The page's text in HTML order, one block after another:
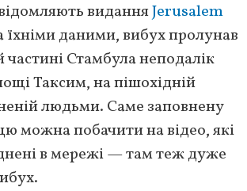
виданняJerusalem
їхніми даними, вибух пролунав
частині Стамбула неподалік
Таксим, на пішохідній
людьми. Саме заповнену
можна побачити на відео, які
в мережі — там теж дуже